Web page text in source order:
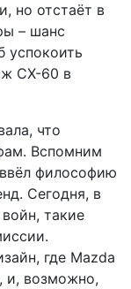
но отстаёт в
– шанс
успокоить
CX-60 в
что
Вспомним
философию
Сегодня, в
такие
где Mazda
и, возможно,